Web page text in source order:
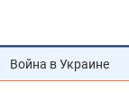
Война в Украине